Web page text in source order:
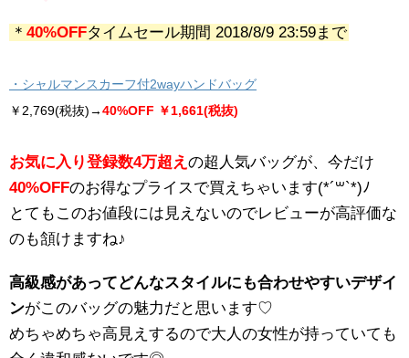
＊ 40%OFFタイムセール期間 2018/8/9 23:59まで
・シャルマンスカーフ付2wayハンドバッグ
￥2,769(税抜)→ 40%OFF ￥1,661(税抜)
お気に入り登録数4万超え の超人気バッグが、今だけ
40%OFFのお得なプライスで買えちゃいます(*´꒳`*)ﾉ
とてもこのお値段には見えないのでレビューが高評価な
のも頷けますね♪
高級感があってどんなスタイルにも合わせやすいデザイ
ンがこのバッグの魅力だと思います♡
めちゃめちゃ高見えするので大人の女性が持っていても